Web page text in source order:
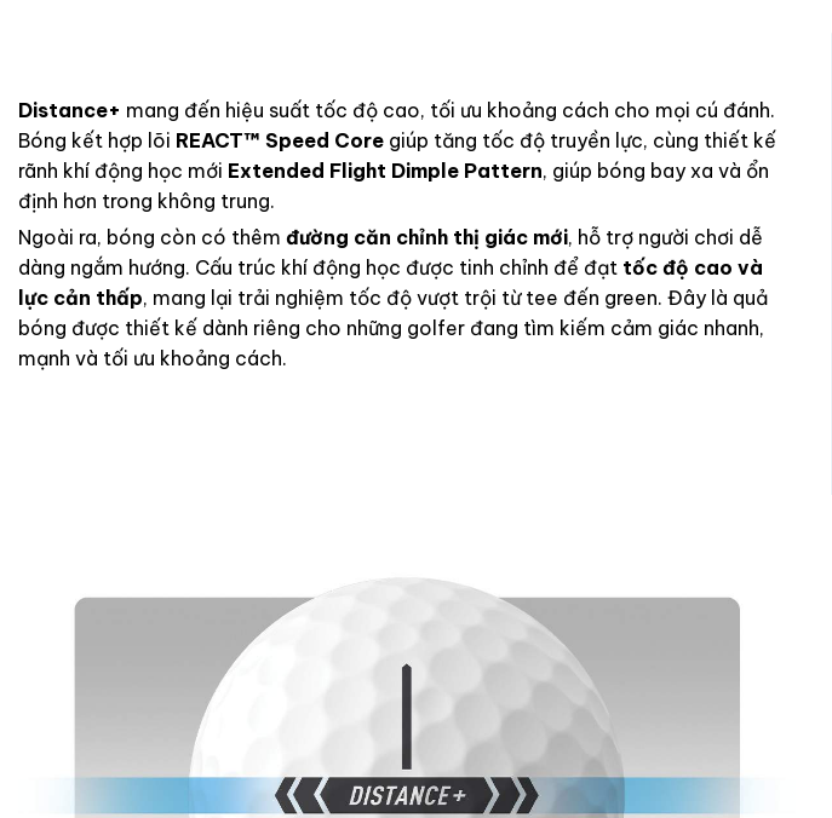
Distance+ mang đến hiệu suất tốc độ cao, tối ưu khoảng cách cho mọi cú đánh.
Bóng kết hợp lõi REACT™ Speed Core giúp tăng tốc độ truyền lực, cùng thiết kế
rãnh khí động học mới Extended Flight Dimple Pattern, giúp bóng bay xa và ổn
định hơn trong không trung.
Ngoài ra, bóng còn có thêm đường căn chỉnh thị giác mới, hỗ trợ người chơi dễ
dàng ngắm hướng. Cấu trúc khí động học được tinh chỉnh để đạt tốc độ cao và
lực cản thấp, mang lại trải nghiệm tốc độ vượt trội từ tee đến green. Đây là quả
bóng được thiết kế dành riêng cho những golfer đang tìm kiếm cảm giác nhanh,
mạnh và tối ưu khoảng cách.